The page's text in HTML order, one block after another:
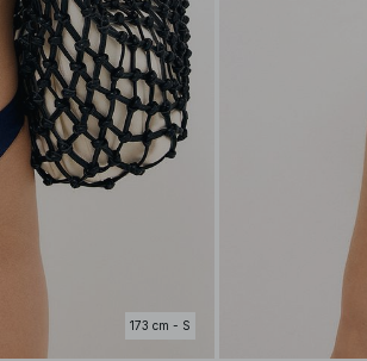
173 cm - S